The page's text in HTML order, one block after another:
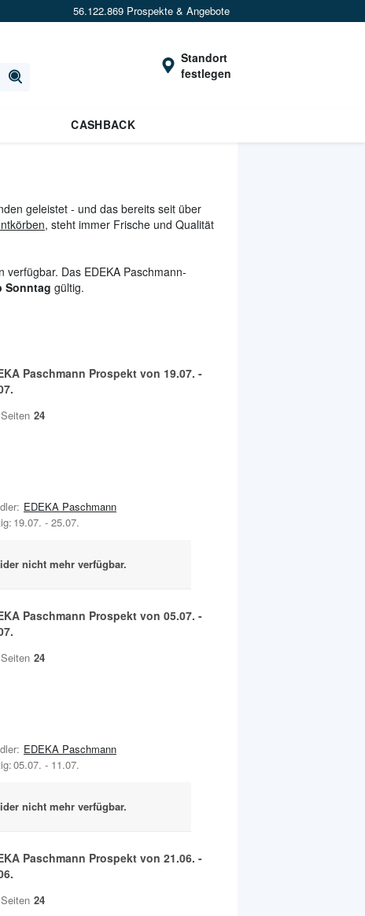
56.122.869 Prospekte & Angebote
Standort
festlegen
CASHBACK
geleistet - und das bereits seit über
, steht immer Frische und Qualität
Das EDEKA Paschmann-
Sonntag gültig.
Paschmann Prospekt von 19.07. -
Seiten 24
19.07. - 25.07.
EDEKA Paschmann
nicht mehr verfügbar.
Paschmann Prospekt von 05.07. -
Seiten 24
05.07. - 11.07.
EDEKA Paschmann
nicht mehr verfügbar.
Paschmann Prospekt von 21.06. -
Seiten 24